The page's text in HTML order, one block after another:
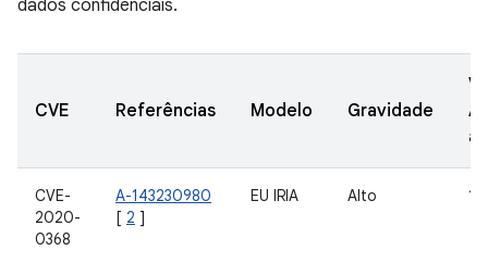
dados confidenciais.
CVE Referências Modelo Gravidade
CVE-
2020-
0368
A-143230980
[ 2 ]
EU IRIA Alto 11